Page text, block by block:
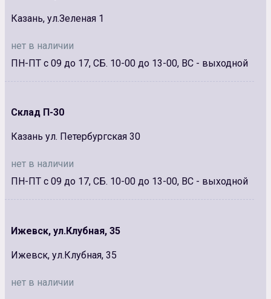
Казань, ул.Зеленая 1
нет в наличии
ПН-ПТ с 09 до 17, СБ. 10-00 до 13-00, ВС - выходной
Склад П-30
Казань ул. Петербургская 30
нет в наличии
ПН-ПТ с 09 до 17, СБ. 10-00 до 13-00, ВС - выходной
Ижевск, ул.Клубная, 35
Ижевск, ул.Клубная, 35
нет в наличии